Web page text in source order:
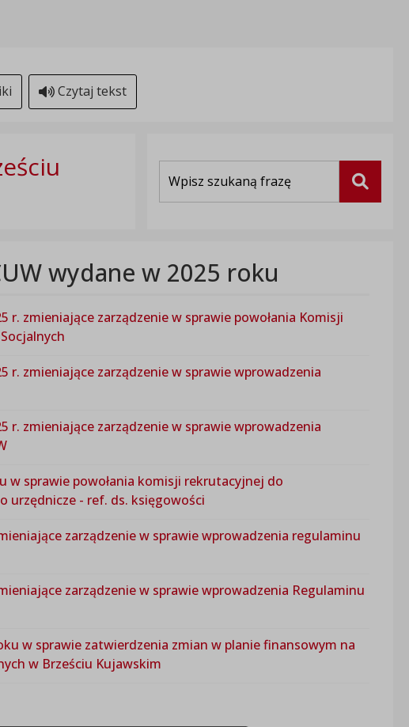
Czytaj tekst
Szukaj
wydane w 2025 roku
r. zmieniające zarządzenie w sprawie powołania Komisji
r. zmieniające zarządzenie w sprawie wprowadzenia
r. zmieniające zarządzenie w sprawie wprowadzenia
w sprawie powołania komisji rekrutacyjnej do
urzędnicze - ref. ds. księgowości
zarządzenie w sprawie wprowadzenia regulaminu
zarządzenie w sprawie wprowadzenia Regulaminu
w sprawie zatwierdzenia zmian w planie finansowym na
w Brześciu Kujawskim